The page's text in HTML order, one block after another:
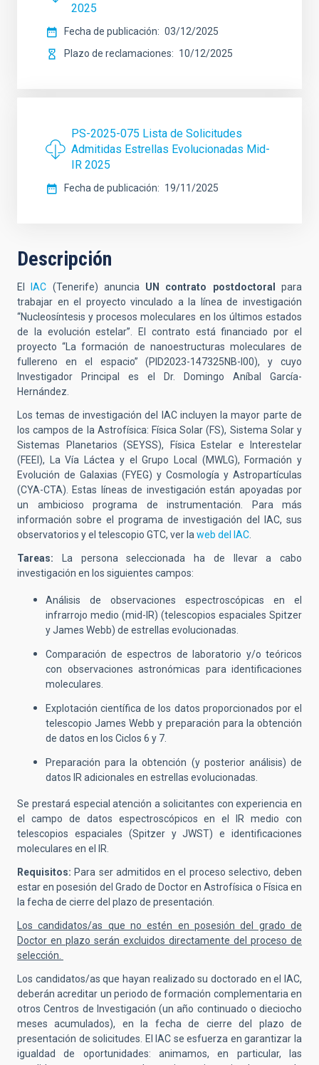
2025
Fecha de publicación
03/12/2025
Plazo de reclamaciones
10/12/2025
PS-2025-075 Lista de Solicitudes
Admitidas Estrellas Evolucionadas Mid-
IR 2025
Fecha de publicación 19/11/2025
Descripción
El IAC (Tenerife) anuncia UN contrato postdoctoral
para
trabajar en el proyecto vinculado a la línea de investigación
“Nucleosíntesis y procesos moleculares en los últimos estados
de la evolución estelar”. El contrato está financiado por el
proyecto “La formación de nanoestructuras moleculares de
fullereno en el espacio” (PID2023-147325NB-I00), y cuyo
Investigador Principal es el Dr. Domingo Aníbal García-
Hernández.
Los temas de investigación del IAC incluyen la mayor parte de
los campos de la Astrofísica: Física Solar (FS), Sistema Solar y
Sistemas Planetarios (SEYSS), Física Estelar e Interestelar
(FEEI), La Vía Láctea y el Grupo Local (MWLG), Formación y
Evolución de Galaxias (FYEG) y Cosmología y Astropartículas
(CYA-CTA). Estas líneas de investigación están apoyadas por
un ambicioso programa de instrumentación. Para más
información sobre el programa de investigación del IAC, sus
observatorios y el telescopio GTC, ver la web del IAC
Tareas:
La persona seleccionada ha de llevar a cabo
investigación en los siguientes campos:
Análisis de observaciones espectroscópicas en el
infrarrojo medio (mid-IR) (telescopios espaciales Spitzer
y James Webb) de estrellas evolucionadas.
Comparación de espectros de laboratorio y/o teóricos
con observaciones astronómicas para identificaciones
moleculares.
Explotación científica de los datos proporcionados por el
telescopio James Webb y preparación para la obtención
de datos en los Ciclos 6 y 7.
Preparación para la obtención (y posterior análisis) de
datos IR adicionales en estrellas evolucionadas.
Se prestará especial atención a solicitantes con experiencia en
el campo de datos espectroscópicos en el IR medio con
telescopios espaciales (Spitzer y JWST) e identificaciones
moleculares en el IR.
Requisitos: Para ser admitidos en el proceso selectivo, deben
estar en posesión del Grado de Doctor en Astrofísica o Física en
la fecha de cierre del plazo de presentación.
Los candidatos/as que no estén en posesión del grado de
Doctor en plazo serán excluidos directamente del proceso de
selección.
Los candidatos/as que hayan realizado su doctorado en el IAC,
deberán acreditar un periodo de formación complementaria en
otros Centros de Investigación (un año continuado o dieciocho
meses acumulados), en la fecha de cierre del plazo de
presentación de solicitudes. El IAC se esfuerza en garantizar la
igualdad de oportunidades: animamos, en particular, las